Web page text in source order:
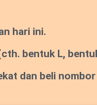
hari ini.
bentuk L,
dan beli